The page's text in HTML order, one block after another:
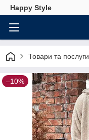
Happy Style
Товари та послуги
–10%